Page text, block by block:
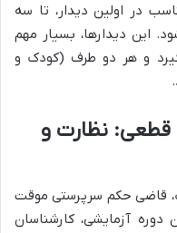
در اولین دیدار، تا سه
این دیدارها، بسیار مهم
و هر دو طرف (کودک و
قطعی: نظارت و
قاضی حکم سرپرستی موقت
آزمایشی، کارشناسان